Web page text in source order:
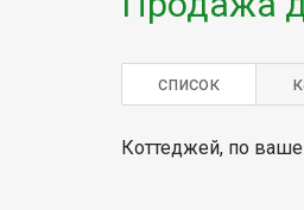
список
Коттеджей, по